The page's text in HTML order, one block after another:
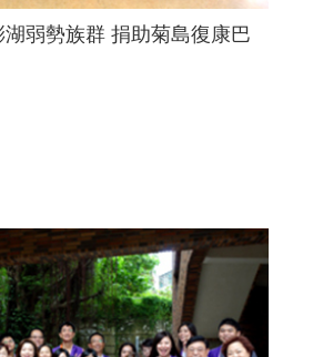
弱勢族群 捐助菊島復康巴